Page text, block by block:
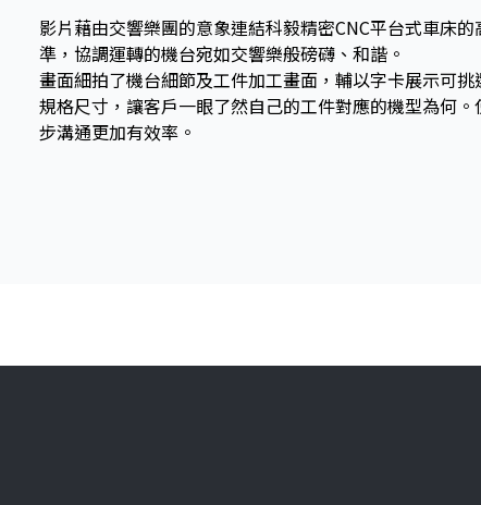
影片藉由交響樂團的意象連結科毅精密CNC平台式車床
準，協調運轉的機台宛如交響樂般磅礴、和諧。
畫面細拍了機台細節及工件加工畫面，輔以字卡展示可挑
規格尺寸，讓客戶一眼了然自己的工件對應的機型為何。
步溝通更加有效率。